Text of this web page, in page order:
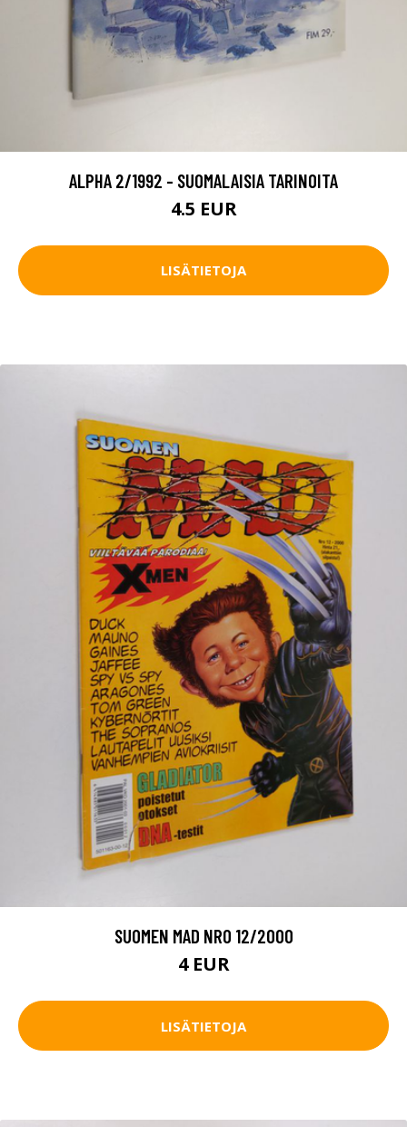
ALPHA 2/1992 - SUOMALAISIA TARINOITA
4.5 EUR
LISÄTIETOJA
SUOMEN MAD NRO 12/2000
4 EUR
LISÄTIETOJA